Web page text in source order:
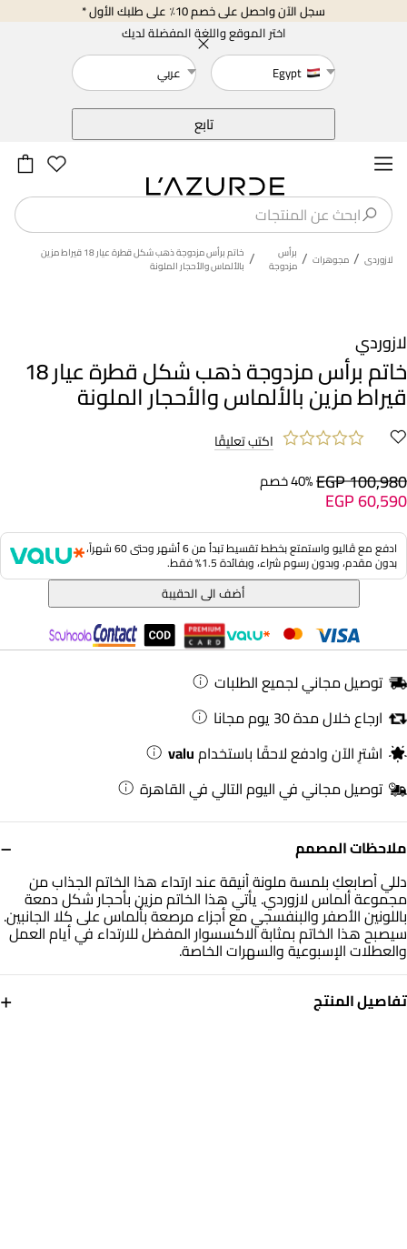
سجل الآن واحصل على خصم 10٪ على طلبك الأول *
اختر الموقع واللغة المفضلة لديك
Egypt
عربي
تابع
لازوردى / مجوهرات / برأس
مزدوجة / خاتم برأس مزدوجة ذهب شكل قطرة عيار 18 قيراط مزين
بالألماس والأحجار الملونة
ملاحظات المصمم −
دللي أصابعكِ بلمسة ملونة أنيقة عند ارتداء هذا الخاتم الجذاب من
مجموعة ألماس لازوردي. يأتي هذا الخاتم مزين بأحجار شكل دمعة
باللونين الأصفر والبنفسجي مع أجزاء مرصعة بألماس على كلا الجانبين.
سيصبح هذا الخاتم بمثابة الاكسسوار المفضل للارتداء في أيام العمل
والعطلات الإسبوعية والسهرات الخاصة.
تفاصيل المنتج
+
لازوردي
خاتم برأس مزدوجة ذهب شكل قطرة عيار 18
قيراط مزين بالألماس والأحجار الملونة
اكتب تعليقًا
EGP 100,98040% خصم
EGP 60,590
ادفع مع ڤاليو واستمتع بخطط تقسيط تبدأ من 6 أشهر وحتى 60 شهراً،
بدون مقدم، وبدون رسوم شراء، وبفائدة 1.5% فقط.
أضف الى الحقيبة
توصيل مجاني لجميع الطلبات
ارجاع خلال مدة 30 يوم مجانا
اشترِ الآن وادفع لاحقًا باستخدامvalu
توصيل مجاني في اليوم التالي في القاهرة